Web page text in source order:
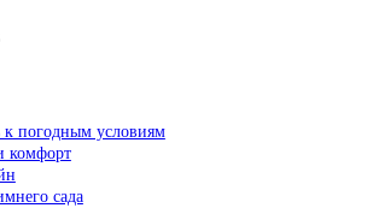
к погодным условиям
комфорт
сада